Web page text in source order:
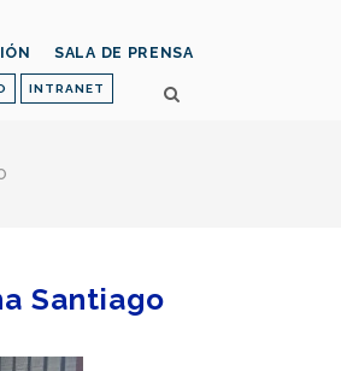
INTRANET
SALA DE PRENSA
Santiago